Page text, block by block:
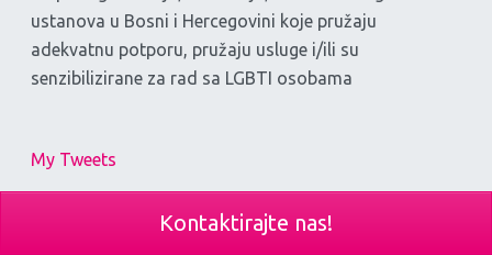
ustanova u Bosni i Hercegovini koje pružaju
adekvatnu potporu, pružaju usluge i/ili su
senzibilizirane za rad sa LGBTI osobama
My Tweets
Kontaktirajte nas!